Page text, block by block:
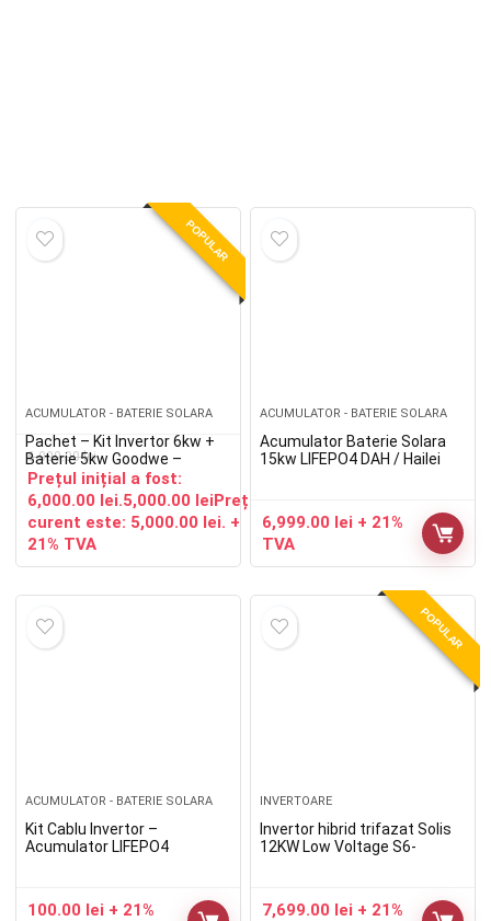
POPULAR
ACUMULATOR - BATERIE SOLARA
Pachet – Kit Invertor 6kw +
Baterie 5kw Goodwe –
GW6000-ES-20 + GoodWe
Lynx Home U 5.4 kWh
6,000.00lei
Prețul inițial a fost:
6,000.00 lei.5,000.00 leiPrețul
curent este: 5,000.00 lei. +
21% TVA
ACUMULATOR - BATERIE SOLARA
Acumulator Baterie Solara
15kw LIFEPO4 DAH / Hailei
6,999.00 lei + 21%
TVA
ACUMULATOR - BATERIE SOLARA
Kit Cablu Invertor –
Acumulator LIFEPO4
100.00 lei + 21%
POPULAR
INVERTOARE
Invertor hibrid trifazat Solis
12KW Low Voltage S6-
7,699.00 lei + 21%